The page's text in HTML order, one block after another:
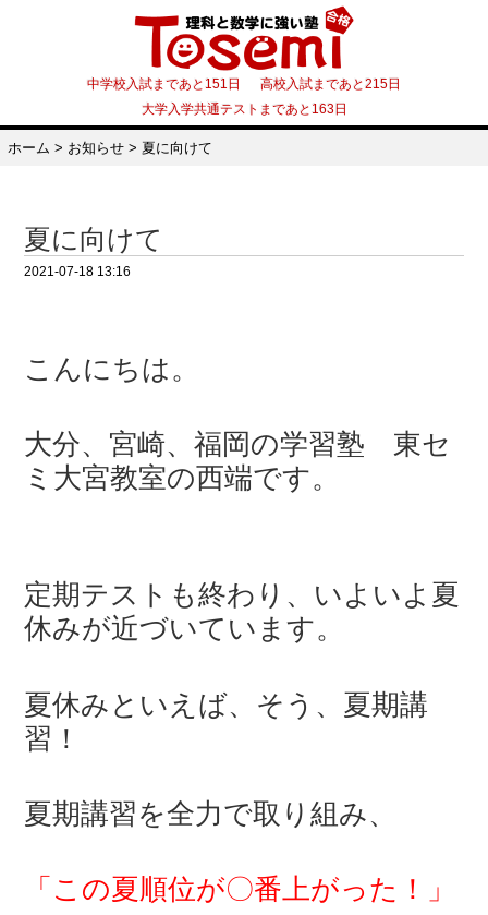
中学校入試まであと151日 高校入試まであと215日
大学入学共通テストまであと163日
ホーム > お知らせ> 夏に向けて
夏に向けて
2021-07-18 13:16
こんにちは。
大分、宮崎、福岡の学習塾 東セ
ミ大宮教室の西端です。
定期テストも終わり、いよいよ夏
休みが近づいています。
夏休みといえば、そう、夏期講
習！
夏期講習を全力で取り組み、
「この夏順位が〇番上がった！」